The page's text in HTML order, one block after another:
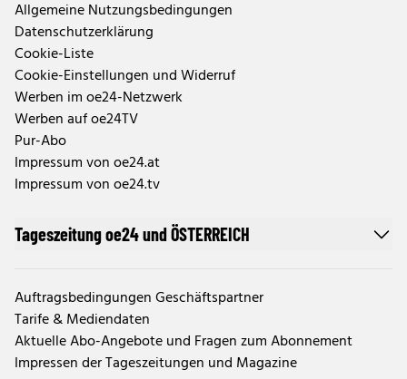
Allgemeine Nutzungsbedingungen
Datenschutzerklärung
Cookie-Liste
Cookie-Einstellungen und Widerruf
Werben im oe24-Netzwerk
Werben auf oe24TV
Pur-Abo
Impressum von oe24.at
Impressum von oe24.tv
Tageszeitung oe24 und ÖSTERREICH
Auftragsbedingungen Geschäftspartner
Tarife & Mediendaten
Aktuelle Abo-Angebote und Fragen zum Abonnement
Impressen der Tageszeitungen und Magazine